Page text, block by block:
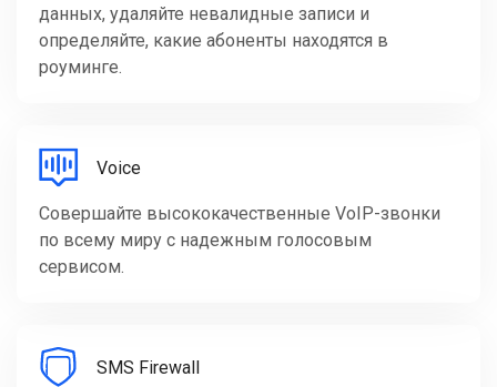
данных, удаляйте невалидные записи и
определяйте, какие абоненты находятся в
роуминге.
Voice
Совершайте высококачественные VoIP-звонки
по всему миру с надежным голосовым
сервисом.
SMS Firewall